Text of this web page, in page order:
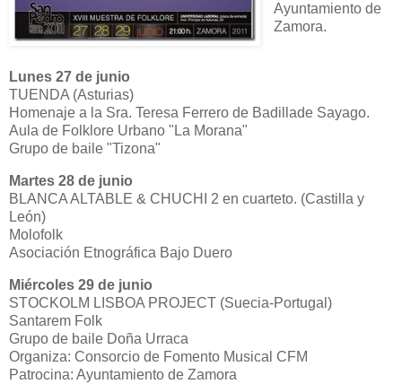
Ayuntamiento de
Zamora.
Lunes 27 de junio
TUENDA (Asturias)
Homenaje a la Sra. Teresa Ferrero de Badillade Sayago.
Aula de Folklore Urbano "La Morana"
Grupo de baile "Tizona"
Martes 28 de junio
BLANCA ALTABLE & CHUCHI 2 en cuarteto. (Castilla y
León)
Molofolk
Asociación Etnográfica Bajo Duero
Miércoles 29 de junio
STOCKOLM LISBOA PROJECT (Suecia-Portugal)
Santarem Folk
Grupo de baile Doña Urraca
Organiza: Consorcio de Fomento Musical CFM
Patrocina: Ayuntamiento de Zamora